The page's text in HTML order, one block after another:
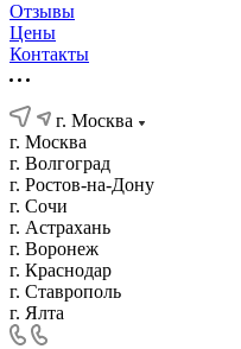
Отзывы
Цены
Контакты
г. Москва
г. Москва
г. Волгоград
г. Ростов-на-Дону
г. Сочи
г. Астрахань
г. Воронеж
г. Краснодар
г. Ставрополь
г. Ялта